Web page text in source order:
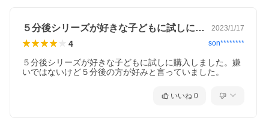
５分後シリーズが好きな子どもに試しに購… 2023/1/17
4 son********
５分後シリーズが好きな子どもに試しに購入しました。嫌
いではないけど５分後の方が好みと言っていました。
いいね 0